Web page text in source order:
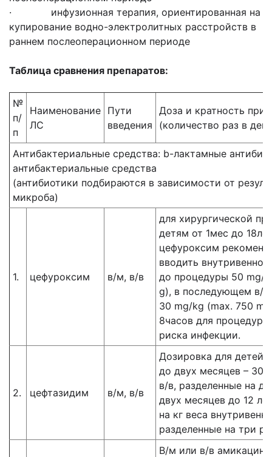
· инфузионная терапия, ориентированная на
купирование водно-электролитных расстройств в
раннем послеоперационном периоде
Таблица сравнения препаратов:
№
п/
п
Наименование
ЛС
Пути
введения
Доза и кратность
(количество раз в
Антибактериальные средства: b-лактамные
антибактериальные средства
(антибиотики подбираются в зависимости от
микроба)
1. цефуроксим в/м, в/в
для хирургической
детям от 1мес до
цефуроксим
вводить внутривенно
до процедуры 50 mg/
g), в последующем в/м
30 mg/kg (max. 750
8часов для процедур
риска инфекции.
2. цефтазидим в/м, в/в
Дозировка для детей
до двух месяцев – 30
в/в, разделенные на
двух месяцев до 12
на кг веса
разделенные на три
В/м или в/в амикацин